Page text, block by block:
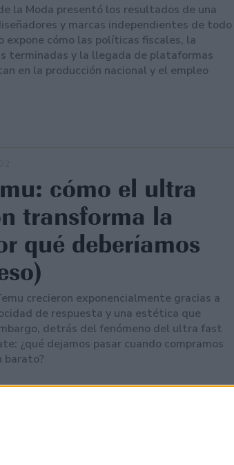
la Moda presentó los resultados de una
y marcas independientes de todo
expone cómo las políticas fiscales, la
terminadas y la llegada de plataformas
en la producción nacional y el empleo
cómo el ultra
transforma la
qué deberíamos
crecieron exponencialmente gracias a
de respuesta y una estética que
detrás del fenómeno del ultra fast
¿qué dejamos pasar cuando compramos